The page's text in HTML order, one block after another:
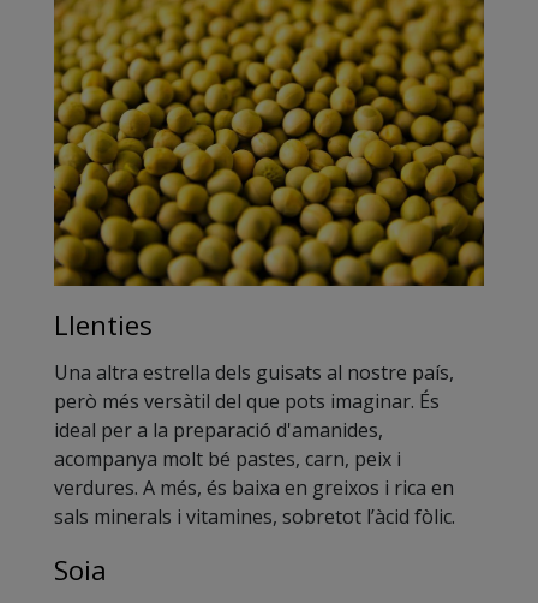
Llenties
Una altra estrella dels guisats al nostre país,
però més versàtil del que pots imaginar. És
ideal per a la preparació d'amanides,
acompanya molt bé pastes, carn, peix i
verdures. A més, és baixa en greixos i rica en
sals minerals i vitamines, sobretot l’àcid fòlic.
Soia